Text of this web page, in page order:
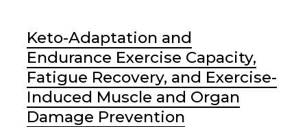
Keto-Adaptation and
Endurance Exercise Capacity,
Fatigue Recovery, and Exercise-
Induced Muscle and Organ
Damage Prevention